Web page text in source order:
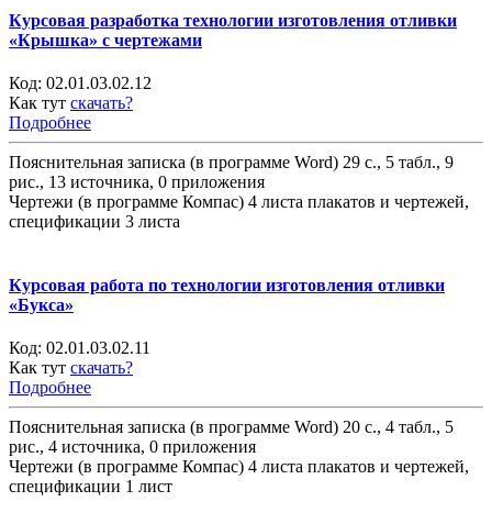
Курсовая разработка технологии изготовления отливки
«Крышка» с чертежами
Код: 02.01.03.02.12
Как тут скачать?
Подробнее
Пояснительная записка (в программе Word) 29 с., 5 табл., 9
рис., 13 источника, 0 приложения
Чертежи (в программе Компас) 4 листа плакатов и чертежей,
спецификации 3 листа
Курсовая работа по технологии изготовления отливки
«Букса»
Код: 02.01.03.02.11
Как тут скачать?
Подробнее
Пояснительная записка (в программе Word) 20 с., 4 табл., 5
рис., 4 источника, 0 приложения
Чертежи (в программе Компас) 4 листа плакатов и чертежей,
спецификации 1 лист